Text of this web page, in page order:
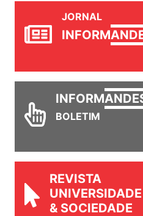
JORNAL
INFORM
INFORM
BOLETIM
REVISTA
UNIVERSIDADE
& SOCIEDADE